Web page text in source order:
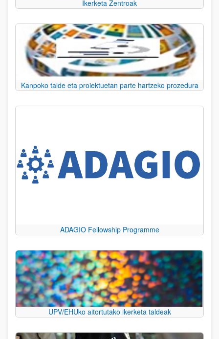
Ikerketa Zentroak
Kanpoko talde eta proiektuetan parte hartzeko prozedura
ADAGIO Fellowship Programme
UPV/EHUko aitortutako ikerketa taldeak